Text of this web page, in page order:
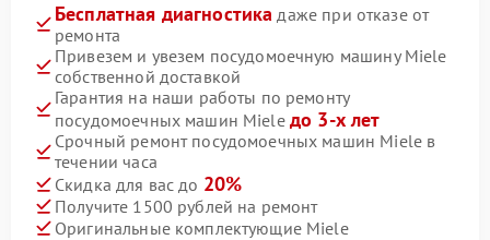
Бесплатная диагностика даже при отказе от
ремонта
Привезем и увезем посудомоечную машину Miele
собственной доставкой
Гарантия на наши работы по ремонту
посудомоечных машин Miele до 3-х лет
Срочный ремонт посудомоечных машин Miele в
течении часа
Скидка для вас до 20%
Получите 1500 рублей на ремонт
Оригинальные комплектующие Miele